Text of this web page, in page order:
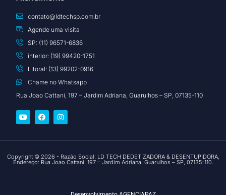
contato@ldtechsp.com.br
Agende uma visita
SP: (11) 96571-6836
interior: (19) 99420-1751
Litoral: (13) 99202-0916
Chame no Whatsapp
Rua Joao Cattani, 197 – Jardim Adriana, Guarulhos – SP, 07135-110
Copyright © 2026 - Razão Social: LD TECH DEDETIZADORA & DESENTUPIDORA,
Endereço: Rua Joao Cattani, 197 – Jardim Adriana, Guarulhos – SP, 07135-110.